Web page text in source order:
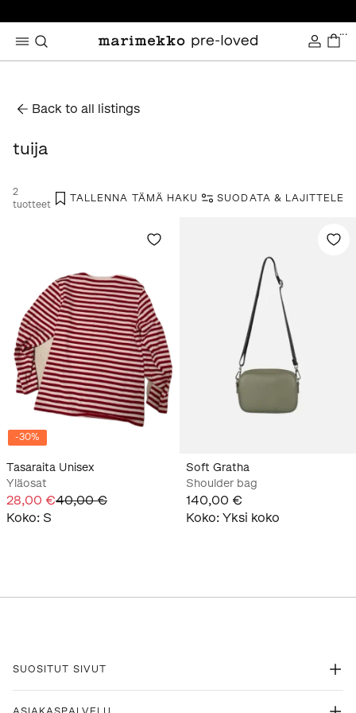
...
Back to all listings
tuija
2
tuotteet
TALLENNA TÄMÄ HAKU SUODATA & LAJITTELE
-30%
Tasaraita Unisex
Yläosat
28,00 €40,00 €
Koko: S
Soft Gratha
Shoulder bag
140,00 €
Koko: Yksi koko
SUOSITUT SIVUT